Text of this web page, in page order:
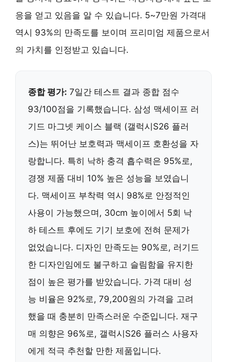
응을 얻고 있음을 알 수 있습니다. 5~7만원 가격대
역시 93%의 만족도를 보이며 프리미엄 제품으로서
의 가치를 인정받고 있습니다.
종합 평가: 7일간 테스트 결과 종합 점수
93/100점을 기록했습니다. 삼성 맥세이프 러
기드 마그넷 케이스 블랙 (갤럭시S26 플러
스)는 뛰어난 보호력과 맥세이프 호환성을 자
랑합니다. 특히 낙하 충격 흡수력은 95%로,
경쟁 제품 대비 10% 높은 성능을 보였습니
다. 맥세이프 부착력 역시 98%로 안정적인
사용이 가능했으며, 30cm 높이에서 5회 낙
하 테스트 후에도 기기 보호에 전혀 문제가
없었습니다. 디자인 만족도는 90%로, 러기드
한 디자인임에도 불구하고 슬림함을 유지한
점이 높은 평가를 받았습니다. 가격 대비 성
능 비율은 92%로, 79,200원의 가격을 고려
했을 때 충분히 만족스러운 수준입니다. 재구
매 의향은 96%로, 갤럭시S26 플러스 사용자
에게 적극 추천할 만한 제품입니다.